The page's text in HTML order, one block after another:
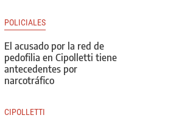
POLICIALES
El acusado por la red de
pedofilia en Cipolletti tiene
antecedentes por
narcotráfico
CIPOLLETTI